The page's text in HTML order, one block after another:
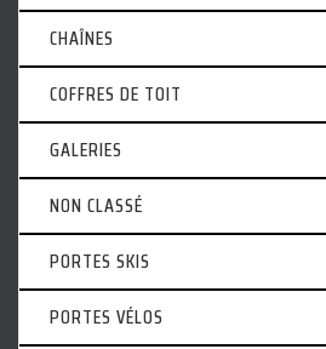
CHAÎNES
COFFRES DE TOIT
GALERIES
NON CLASSÉ
PORTES SKIS
PORTES VÉLOS